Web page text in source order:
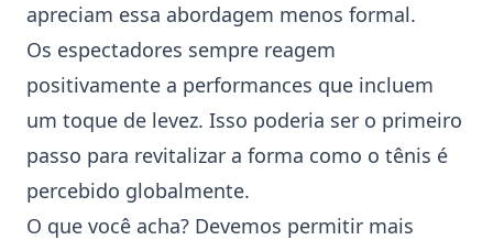
apreciam essa abordagem menos formal.
Os espectadores sempre reagem
positivamente a performances que incluem
um toque de levez. Isso poderia ser o primeiro
passo para revitalizar a forma como o tênis é
percebido globalmente.
O que você acha? Devemos permitir mais